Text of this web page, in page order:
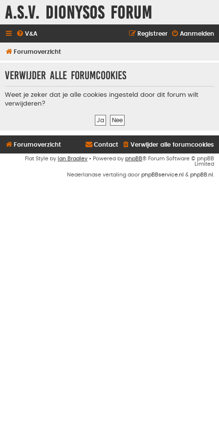
A.S.V. Dionysos Forum
V&A Aanmelden
Registreer
Forumoverzicht
Verwijder alle forumcookies
Weet je zeker dat je alle cookies ingesteld door dit forum wilt
verwijderen?
Forumoverzicht Verwijder alle forumcookies
Contact
Flat Style by Ian Bradley • Powered by phpBB® Forum Software © phpBB
Limited
Nederlandse vertaling door phpBBservice.nl & phpBB.nl